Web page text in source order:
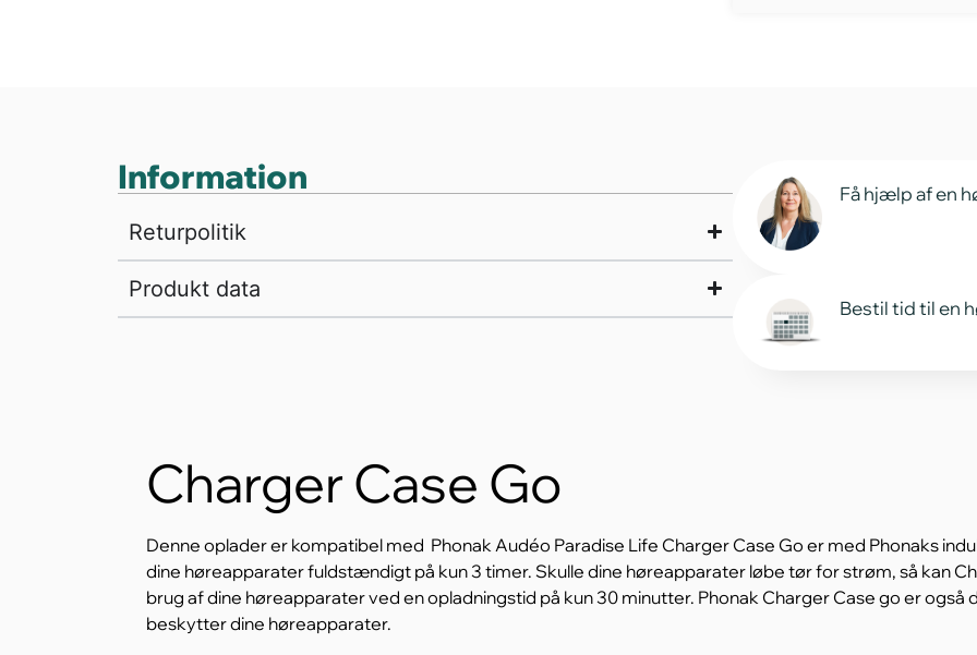
Information
Returpolitik
Produkt data
Få hjælp af en
Bestil tid til en
Charger Case Go
Denne oplader er kompatibel med Phonak Audéo Paradise Life Charger Case Go er med Phonaks
dine høreapparater fuldstændigt på kun 3 timer. Skulle dine høreapparater løbe tør for strøm, så kan
brug af dine høreapparater ved en opladningstid på kun 30 minutter. Phonak Charger Case go er
beskytter dine høreapparater.